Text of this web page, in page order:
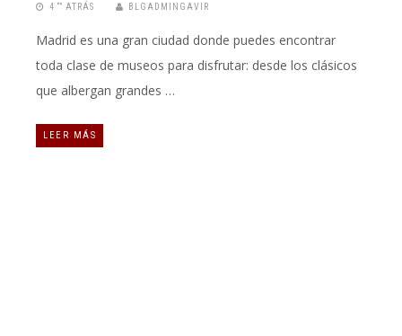
4 “” ATRÁS BLGADMINGAVIR
Madrid es una gran ciudad donde puedes encontrar
toda clase de museos para disfrutar: desde los clásicos
que albergan grandes …
LEER MÁS